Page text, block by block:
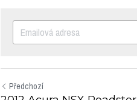
Předchozí